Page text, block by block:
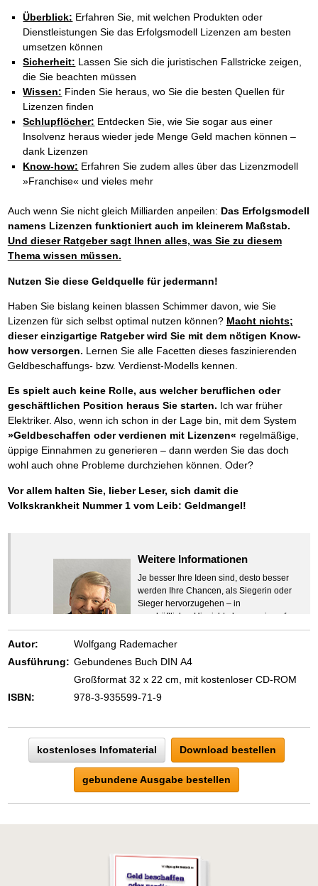
Überblick: Erfahren Sie, mit welchen Produkten oder
Dienstleistungen Sie das Erfolgsmodell Lizenzen am besten
umsetzen können
Sicherheit: Lassen Sie sich die juristischen Fallstricke zeigen,
die Sie beachten müssen
Wissen: Finden Sie heraus, wo Sie die besten Quellen für
Lizenzen finden
Schlupflöcher: Entdecken Sie, wie Sie sogar aus einer
Insolvenz heraus wieder jede Menge Geld machen können –
dank Lizenzen
Know-how: Erfahren Sie zudem alles über das Lizenzmodell
»Franchise« und vieles mehr
Auch wenn Sie nicht gleich Milliarden anpeilen: Das Erfolgsmodell
namens Lizenzen funktioniert auch im kleinerem Maßstab.
Und dieser Ratgeber sagt Ihnen alles, was Sie zu diesem
Thema wissen müssen.
Nutzen Sie diese Geldquelle für jedermann!
Haben Sie bislang keinen blassen Schimmer davon, wie Sie
Lizenzen für sich selbst optimal nutzen können? Macht nichts;
dieser einzigartige Ratgeber wird Sie mit dem nötigen Know-
how versorgen. Lernen Sie alle Facetten dieses faszinierenden
Geldbeschaffungs- bzw. Verdienst-Modells kennen.
Es spielt auch keine Rolle, aus welcher beruflichen oder
geschäftlichen Position heraus Sie starten. Ich war früher
Elektriker. Also, wenn ich schon in der Lage bin, mit dem System
»Geldbeschaffen oder verdienen mit Lizenzen« regelmäßige,
üppige Einnahmen zu generieren – dann werden Sie das doch
wohl auch ohne Probleme durchziehen können. Oder?
Vor allem halten Sie, lieber Leser, sich damit die
Volkskrankheit Nummer 1 vom Leib: Geldmangel!
Weitere Informationen
Je besser Ihre Ideen sind, desto besser
werden Ihre Chancen, als Siegerin oder
Sieger hervorzugehen – in
geschäftlicher Hinsicht ebenso wie auf
beruflichem oder privatem Gebiet. Denn
eins ist todsicher:
Zeigen Sie mit der Maus hierhin, um
Autor:
Wolfgang Rademacher
Ausführung: Gebundenes Buch DIN A4
Großformat 32 x 22 cm, mit kostenloser CD-ROM
ISBN:
978-3-935599-71-9
kostenloses Infomaterial Download bestellen
gebundene Ausgabe bestellen